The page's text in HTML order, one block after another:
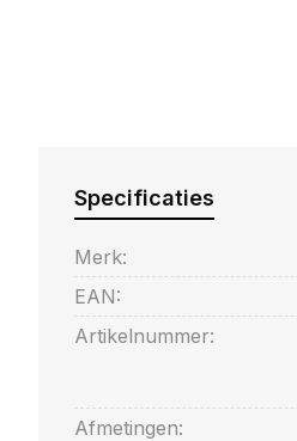
Specificaties
Merk:
EAN:
Artikelnummer:
Afmetingen: